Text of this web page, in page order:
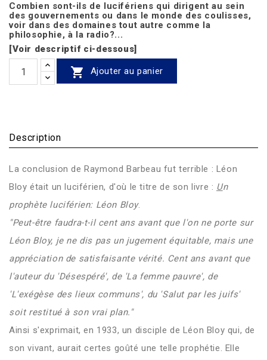
Combien sont-ils de lucifériens qui dirigent au sein
des gouvernements ou dans le monde des coulisses,
voir dans des domaines tout autre comme la
philosophie, à la radio?...
[Voir descriptif ci-dessous]
 Ajouter au panier
Description
La conclusion de Raymond Barbeau fut terrible : Léon
Bloy était un luciférien, d'où le titre de son livre : Un
prophète luciférien: Léon Bloy.
"Peut-être faudra-t-il cent ans avant que l'on ne porte sur
Léon Bloy, je ne dis pas un jugement équitable, mais une
appréciation de satisfaisante vérité. Cent ans avant que
l'auteur du 'Désespéré', de 'La femme pauvre', de
'L'exégèse des lieux communs', du 'Salut par les juifs'
soit restitué à son vrai plan."
Ainsi s'exprimait, en 1933, un disciple de Léon Bloy qui, de
son vivant, aurait certes goûté une telle prophétie. Elle